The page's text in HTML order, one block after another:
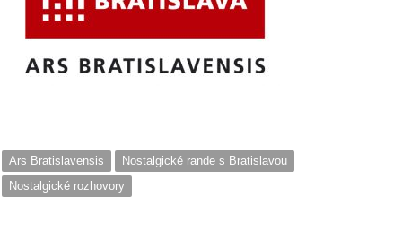
Ars Bratislavensis
Nostalgické rande s Bratislavou
Nostalgické rozhovory